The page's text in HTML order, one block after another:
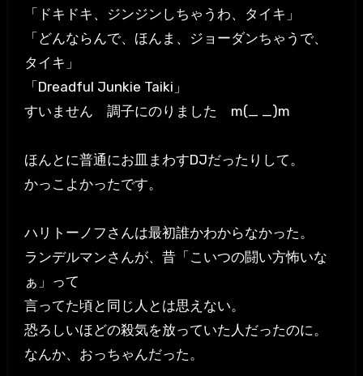
「ドキドキ、ジンジンしちゃうわ、タイキ」
「どんならんで、ほんま、ジョーダンちゃうで、
タイキ」
「Dreadful Junkie Taiki」
すいません 調子にのりました m(_ _)m
ほんとに普通にお皿まわすDJだったりして。
かっこよかったです。
ハリトーノフさんは最初誰かわからなかった。
ランデルマンさんが、昔「こいつの闘い方怖いな
ぁ」って
言ってた頃と同じ人とは思えない。
恐ろしいほどの殺気を放っていた人だったのに。
なんか、おっちゃんだった。